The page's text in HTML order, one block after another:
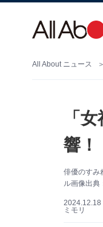
All About ニュース
「
響！
俳優のすみ
ル画像出典
2024.12.18
ミモリ